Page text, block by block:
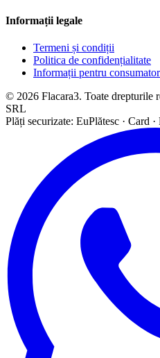
Informații legale
Termeni și condiții
Politica de confidențialitate
Informații pentru
© 2026 Flacara3. Toate drepturile
SRL
Plăți securizate: EuPlătesc · Card